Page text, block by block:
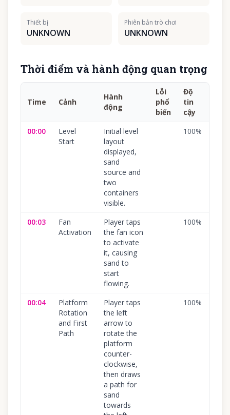
Thiết bị
UNKNOWN
Phiên bản trò chơi
UNKNOWN
Thời điểm và hành động quan trọng
Time Cảnh
Hành
động
Lỗi
phổ
biến
Độ
tin
cậy
00:00
Level
Start
Initial level
layout
displayed,
sand
source and
two
containers
visible.
100%
00:03
Fan
Activation
Player taps
the fan icon
to activate
it, causing
sand to
start
flowing.
100%
00:04
Platform
Rotation
and First
Path
Player taps
the left
arrow to
rotate the
platform
counter-
clockwise,
then draws
a path for
sand
towards
100%